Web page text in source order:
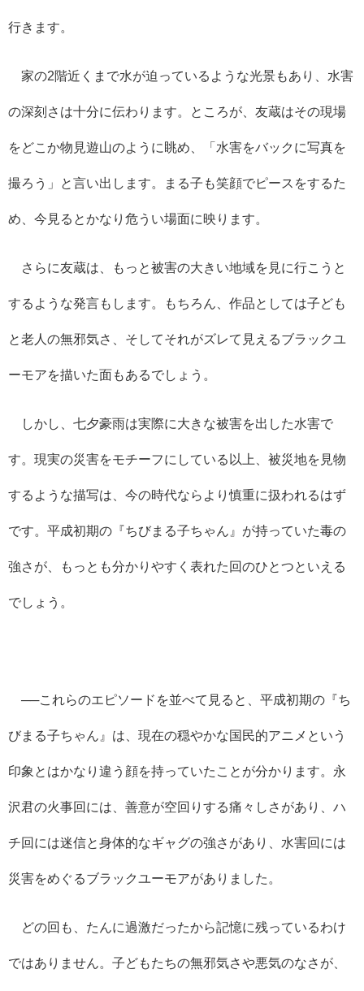
行きます。
家の2階近くまで水が迫っているような光景もあり、水害
の深刻さは十分に伝わります。ところが、友蔵はその現場
をどこか物見遊山のように眺め、「水害をバックに写真を
撮ろう」と言い出します。まる子も笑顔でピースをするた
め、今見るとかなり危うい場面に映ります。
さらに友蔵は、もっと被害の大きい地域を見に行こうと
するような発言もします。もちろん、作品としては子ども
と老人の無邪気さ、そしてそれがズレて見えるブラックユ
ーモアを描いた面もあるでしょう。
しかし、七夕豪雨は実際に大きな被害を出した水害で
す。現実の災害をモチーフにしている以上、被災地を見物
するような描写は、今の時代ならより慎重に扱われるはず
です。平成初期の『ちびまる子ちゃん』が持っていた毒の
強さが、もっとも分かりやすく表れた回のひとつといえる
でしょう。
──これらのエピソードを並べて見ると、平成初期の『ち
びまる子ちゃん』は、現在の穏やかな国民的アニメという
印象とはかなり違う顔を持っていたことが分かります。永
沢君の火事回には、善意が空回りする痛々しさがあり、ハ
チ回には迷信と身体的なギャグの強さがあり、水害回には
災害をめぐるブラックユーモアがありました。
どの回も、たんに過激だったから記憶に残っているわけ
ではありません。子どもたちの無邪気さや悪気のなさが、